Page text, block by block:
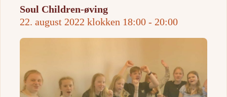
Soul Children-øving
22. august 2022 klokken 18:00 - 20:00